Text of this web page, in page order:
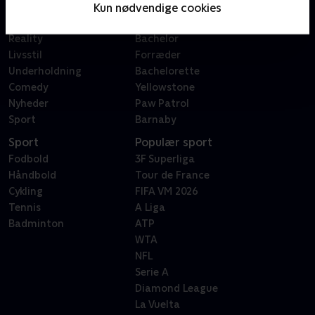
Kun nødvendige cookies
Reality
Livsstil
Underholdning
Comedy
Nyheder
Sport
Sygeplejeskolen
Bachelor
Forræder
Bachelorette
Yellowstone
Paw Patrol
Barnaby
Sport
Fodbold
Håndbold
Cykling
Tennis
Badminton
Populær sport
3F Superliga
Tour de France
FIFA VM 2026
A Liga
ATP
WTA
NFL
Serie A
Diamond League
La Vuelta